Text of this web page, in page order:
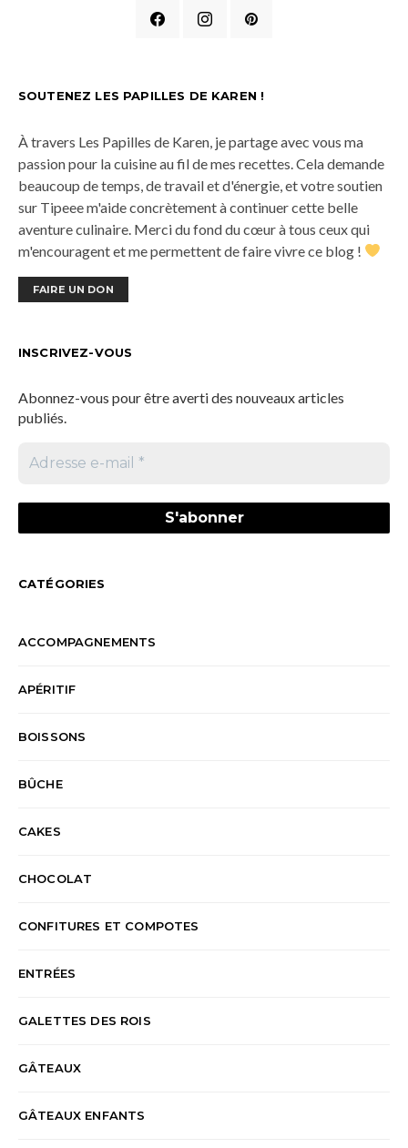
SOUTENEZ LES PAPILLES DE KAREN !
À travers Les Papilles de Karen, je partage avec vous ma
passion pour la cuisine au fil de mes recettes. Cela demande
beaucoup de temps, de travail et d'énergie, et votre soutien
sur Tipeee m'aide concrètement à continuer cette belle
aventure culinaire. Merci du fond du cœur à tous ceux qui
m'encouragent et me permettent de faire vivre ce blog !
FAIRE UN DON
INSCRIVEZ-VOUS
Abonnez-vous pour être averti des nouveaux articles
publiés.
CATÉGORIES
ACCOMPAGNEMENTS
APÉRITIF
BOISSONS
BÛCHE
CAKES
CHOCOLAT
CONFITURES ET COMPOTES
ENTRÉES
GALETTES DES ROIS
GÂTEAUX
GÂTEAUX ENFANTS